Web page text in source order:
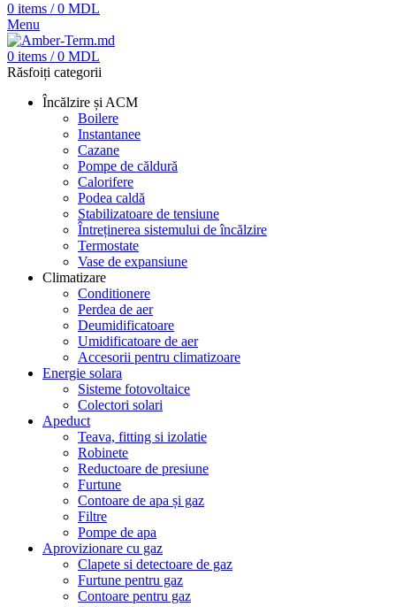
0 items / 0 MDL
Menu
0 items / 0 MDL
Răsfoiți categorii
Încălzire și ACM
Boilere
Instantanee
Cazane
Pompe de căldură
Calorifere
Podea caldă
Stabilizatoare de tensiune
Întreținerea sistemului de încălzire
Termostate
Vase de expansiune
Climatizare
Conditionere
Perdea de aer
Deumidificatoare
Umidificatoare de aer
Accesorii pentru climatizoare
Energie solara
Sisteme fotovoltaice
Colectori solari
Apeduct
Teava, fitting si izolatie
Robinete
Reductoare de presiune
Furtune
Contoare de apa și gaz
Filtre
Pompe de apa
Aprovizionare cu gaz
Clapete si detectoare de gaz
Furtune pentru gaz
Contoare pentru gaz